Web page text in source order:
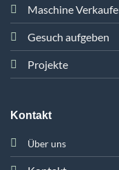
Maschine
Gesuch aufgeben
Projekte
Kontakt
Über uns